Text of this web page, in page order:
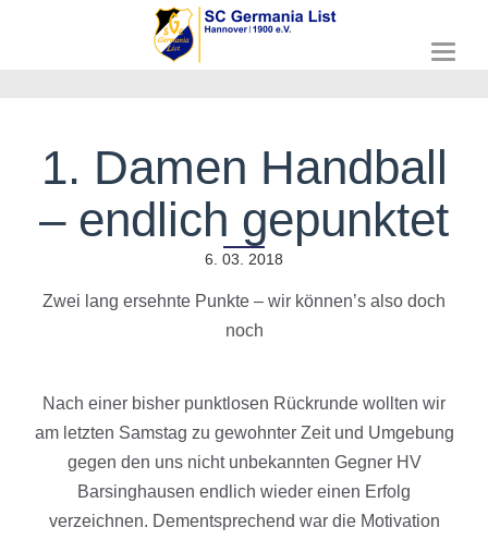
T
n
a
1. Damen Handball
– endlich gepunktet
6. 03. 2018
Zwei lang ersehnte Punkte – wir können’s also doch
noch
Nach einer bisher punktlosen Rückrunde wollten wir
am letzten Samstag zu gewohnter Zeit und Umgebung
gegen den uns nicht unbekannten Gegner HV
Barsinghausen endlich wieder einen Erfolg
verzeichnen. Dementsprechend war die Motivation